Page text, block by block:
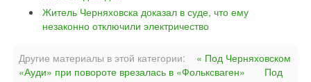
Житель Черняховска доказал в суде, что ему
незаконно отключили электричество
Другие материалы в этой категории:
« Под Черняховском
«Ауди» при повороте врезалась в «Фольксваген»
Под